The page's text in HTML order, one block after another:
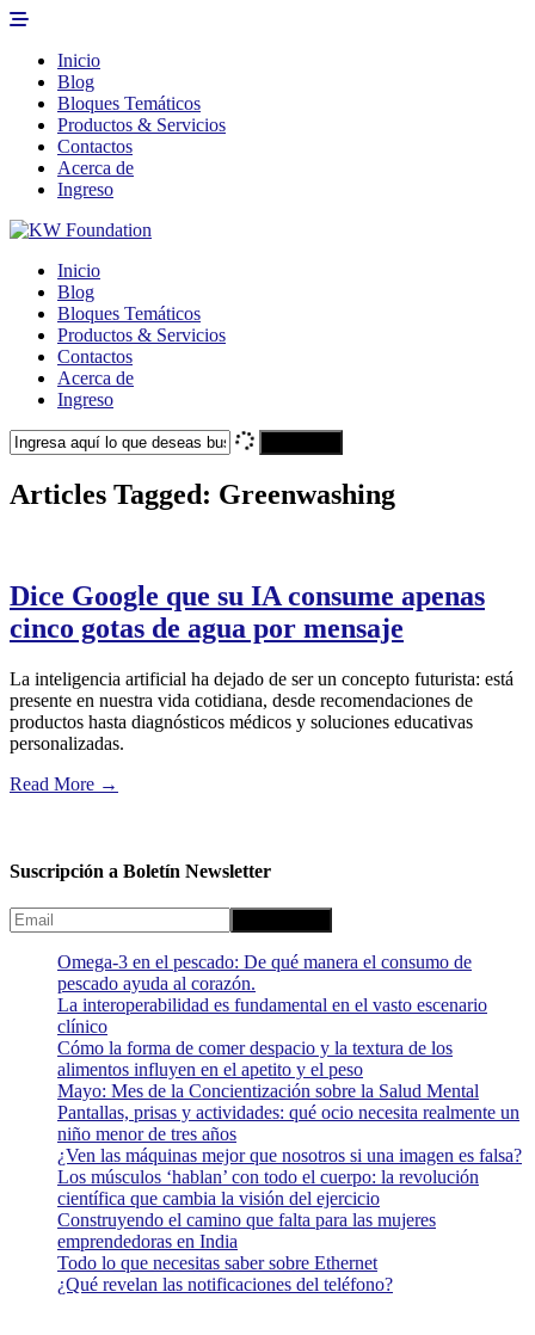
Inicio
Blog
Bloques Temáticos
Productos & Servicios
Contactos
Acerca de
Ingreso
Inicio
Blog
Bloques Temáticos
Productos & Servicios
Contactos
Acerca de
Ingreso
Articles Tagged: Greenwashing
Dice Google que su IA consume apenas
cinco gotas de agua por mensaje
La inteligencia artificial ha dejado de ser un concepto futurista: está
presente en nuestra vida cotidiana, desde recomendaciones de
productos hasta diagnósticos médicos y soluciones educativas
personalizadas.
Read More →
Suscripción a Boletín Newsletter
Omega-3 en el pescado: De qué manera el consumo de
pescado ayuda al corazón.
La interoperabilidad es fundamental en el vasto escenario
clínico
Cómo la forma de comer despacio y la textura de los
alimentos influyen en el apetito y el peso
Mayo: Mes de la Concientización sobre la Salud Mental
Pantallas, prisas y actividades: qué ocio necesita realmente un
niño menor de tres años
¿Ven las máquinas mejor que nosotros si una imagen es falsa?
Los músculos ‘hablan’ con todo el cuerpo: la revolución
científica que cambia la visión del ejercicio
Construyendo el camino que falta para las mujeres
emprendedoras en India
Todo lo que necesitas saber sobre Ethernet
¿Qué revelan las notificaciones del teléfono?